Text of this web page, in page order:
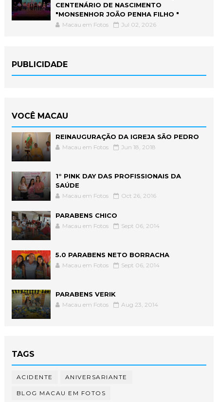
CENTENÁRIO DE NASCIMENTO
"MONSENHOR JOÃO PENHA FILHO "
Macau em Fotos Jul 02, 2026
PUBLICIDADE
VOCÊ MACAU
REINAUGURAÇÃO DA IGREJA SÃO PEDRO
Macau em Fotos Jun 18, 2018
1° PINK DAY DAS PROFISSIONAIS DA
SAÚDE
Macau em Fotos Oct 26, 2016
PARABENS CHICO
Macau em Fotos Sept 06, 2014
5.0 PARABENS NETO BORRACHA
Macau em Fotos Sept 06, 2014
PARABENS VERIK
Macau em Fotos Aug 23, 2014
TAGS
ACIDENTE ANIVERSARIANTE
BLOG MACAU EM FOTOS